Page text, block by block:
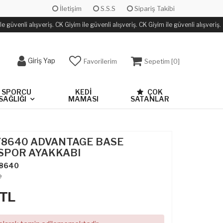
İletişim S.S.S Sipariş Takibi
güvenli alışveriş. CK Giyim ile güvenli alışveriş. CK Giyim ile güvenli alışveriş.
Giriş Yap Favorilerim Sepetim [0]
SPORCU
KEDİ
MAMASI
ÇOK
SATANLAR
ADVANTAGE BASE
AYAKKABI